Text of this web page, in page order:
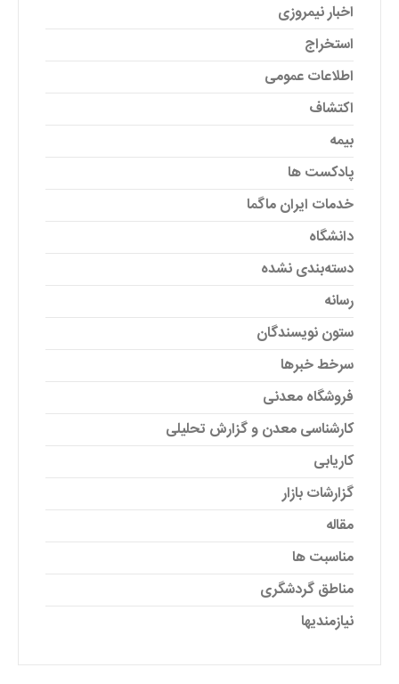
اخبار نیمروزی
استخراج
اطلاعات عمومی
اکتشاف
بیمه
پادکست ها
خدمات ایران ماگما
دانشگاه
دسته‌بندی نشده
رسانه
ستون نویسندگان
سرخط خبرها
فروشگاه معدنی
کارشناسی معدن و گزارش تحلیلی
کاریابی
گزارشات بازار
مقاله
مناسبت ها
مناطق گردشگری
نیازمندیها